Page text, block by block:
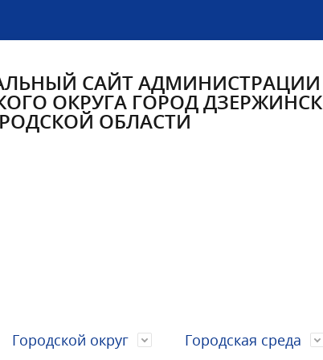
САЙТ АДМИНИСТРАЦИИ
ОКРУГА ГОРОД ДЗЕРЖИНСК
ОБЛАСТИ
Городской округ Городская среда